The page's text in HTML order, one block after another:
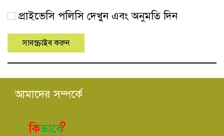
প্রাইভেসি পলিসি দেখুন এবং অনুমতি দিন
আমাদের সম্পর্কে